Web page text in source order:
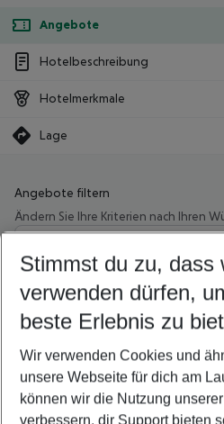
Angebote
Hotelbeschreibung
Hotelmerkmale
Lage
Angebote filtern
Ändern Sie Ihre Kriterien nach Ihren
Wähle deinen Abflughafen
Beliebiger Abflughafen
Wähle deinen Reisezeitraum
5-8 Nächte
2 Erwachsene Keine Kinder
Mehr Filter
Stimmst du zu, dass
verwenden dürfen,
beste Erlebnis zu
Wir verwenden Cookies und
unsere Webseite für dich am
können wir die Nutzung
verbessern, dir Support bieten